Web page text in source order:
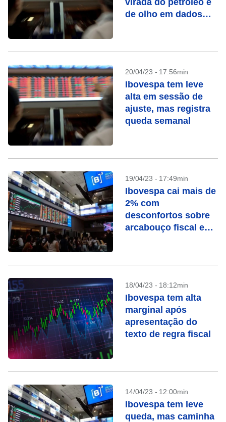
virada do petróleo e
de olho em dados
20/04/23 - 17:56min
Ibovespa tem leve
alta em sessão de
ajuste, mas registra
queda semanal
19/04/23 - 17:49min
Ibovespa cai mais de
2% com
desconfortos sobre
arcabouço fiscal e
18/04/23 - 18:12min
Ibovespa tem alta
marginal após
apresentação do
texto de regra fiscal
14/04/23 - 12:00min
Ibovespa tem leve
queda, mas caminha